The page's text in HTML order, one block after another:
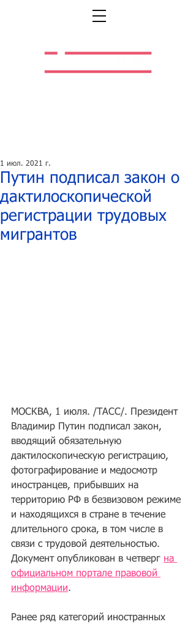
Путин подписал закон о
дактилоскопической
регистрации трудовых
мигрантов
1 июл. 2021 г.
МОСКВА, 1 июля. /ТАСС/. Президент
Владимир Путин подписал закон,
вводящий обязательную
дактилоскопическую регистрацию,
фотографирование и медосмотр
иностранцев, прибывших на
территорию РФ в безвизовом режиме
и находящихся в стране в течение
длительного срока, в том числе в
связи с трудовой деятельностью.
Документ опубликован в четверг на
официальном портале правовой
информации.
Ранее ряд категорий иностранных